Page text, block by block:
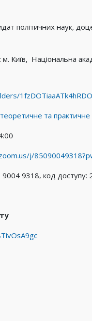
політичних наук,
Київ, Національна
та
j/
9004 9318, код доступу: